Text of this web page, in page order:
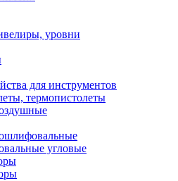
уровни
для инструментов
термопистолеты
угловые